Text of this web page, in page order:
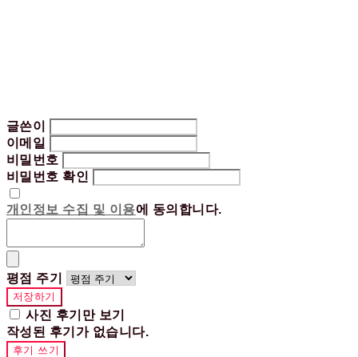
글쓴이
이메일
비밀번호
비밀번호 확인
개인정보 수집 및 이용에 동의합니다.
평점 주기
저장하기
사진 후기만 보기
작성된 후기가 없습니다.
후기 쓰기